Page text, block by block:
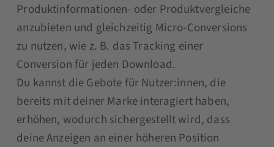
Produktinformationen- oder Produktvergleiche
anzubieten und gleichzeitig Micro-Conversions
zu nutzen, wie z. B. das Tracking einer
Conversion für jeden Download.
Du kannst die Gebote für Nutzer:innen, die
bereits mit deiner Marke interagiert haben,
erhöhen, wodurch sichergestellt wird, dass
deine Anzeigen an einer höheren Position